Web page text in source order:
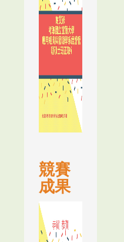
競賽
成果